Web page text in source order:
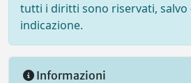
tutti i diritti sono riservati, salvo
indicazione.
Informazioni